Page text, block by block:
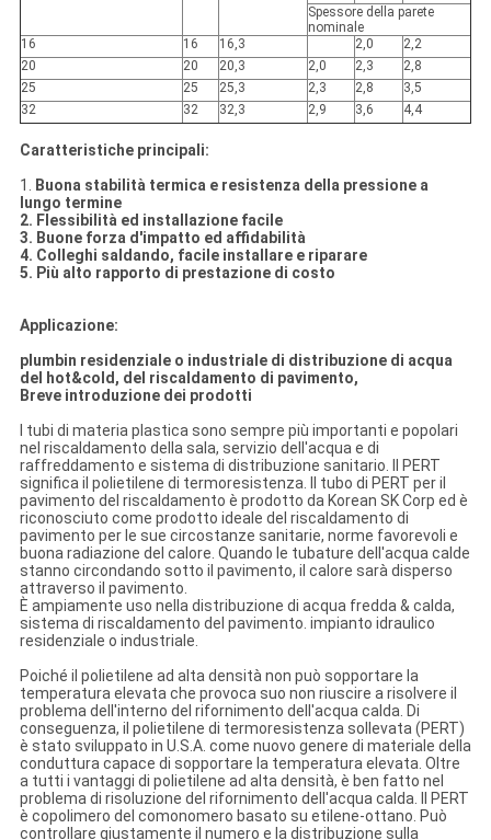
Spessore della parete
nominale
16
16 16,3 2,0
2,2
20
20 20,3 2,0 2,3
2,8
25
25 25,3 2,3 2,8
3,5
32
32 32,3 2,9 3,6 4,4
Caratteristiche principali:
1. Buona stabilità termica e resistenza della pressione a
lungo termine
2. Flessibilità ed installazione facile
3. Buone forza d'impatto ed affidabilità
4. Colleghi saldando, facile installare e riparare
5. Più alto rapporto di prestazione di costo
Applicazione:
plumbin residenziale o industriale di distribuzione di acqua
del hot&cold, del riscaldamento di pavimento,
Breve introduzione dei prodotti
I tubi di materia plastica sono sempre più importanti e popolari
nel riscaldamento della sala, servizio dell'acqua e di
raffreddamento e sistema di distribuzione sanitario. Il PERT
significa il polietilene di termoresistenza. Il tubo di PERT per il
pavimento del riscaldamento è prodotto da Korean SK Corp ed è
riconosciuto come prodotto ideale del riscaldamento di
pavimento per le sue circostanze sanitarie, norme favorevoli e
buona radiazione del calore. Quando le tubature dell'acqua calde
stanno circondando sotto il pavimento, il calore sarà disperso
attraverso il pavimento.
È ampiamente uso nella distribuzione di acqua fredda & calda,
sistema di riscaldamento del pavimento. impianto idraulico
residenziale o industriale.
Poiché il polietilene ad alta densità non può sopportare la
temperatura elevata che provoca suo non riuscire a risolvere il
problema dell'interno del rifornimento dell'acqua calda. Di
conseguenza, il polietilene di termoresistenza sollevata (PERT)
è stato sviluppato in U.S.A. come nuovo genere di materiale della
conduttura capace di sopportare la temperatura elevata. Oltre
a tutti i vantaggi di polietilene ad alta densità, è ben fatto nel
problema di risoluzione del rifornimento dell'acqua calda. Il PERT
è copolimero del comonomero basato su etilene-ottano. Può
controllare giustamente il numero e la distribuzione sulla